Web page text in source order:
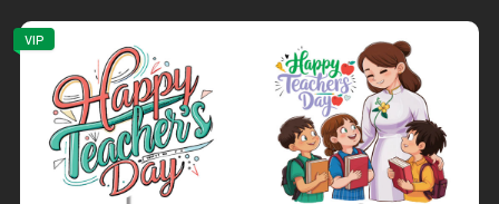
VIP